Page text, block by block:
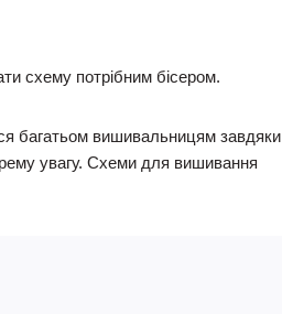
схему потрібним бісером.
багатьом вишивальницям завдяки
увагу. Схеми для вишивання